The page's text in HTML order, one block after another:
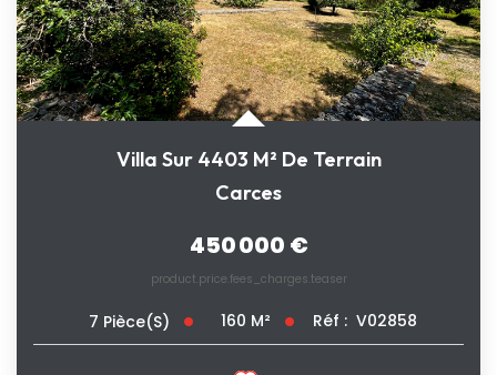
Villa Sur 4403 M² De Terrain
Carces
450 000 €
product.price.fees_charges.teaser
7 Pièce(s) 160 M² Réf : V02858